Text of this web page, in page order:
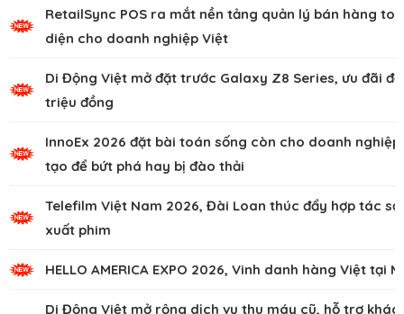
RetailSync POS ra mắt nền tảng quản lý bán hàng
diện cho doanh nghiệp Việt
Di Động Việt mở đặt trước Galaxy Z8 Series, ưu đãi
triệu đồng
InnoEx 2026 đặt bài toán sống còn cho doanh
tạo để bứt phá hay bị đào thải
Telefilm Việt Nam 2026, Đài Loan thúc đẩy hợp tác
xuất phim
HELLO AMERICA EXPO 2026, Vinh danh hàng Việt tại
Di Động Việt mở rộng dịch vụ thu máy cũ, hỗ trợ